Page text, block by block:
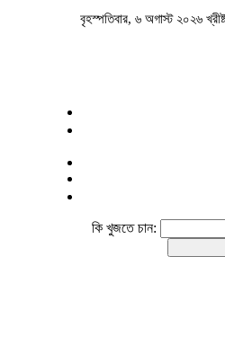
বৃহস্পতিবার, ৬ অগাস্ট ২০২৬
কি খুজতে চান: